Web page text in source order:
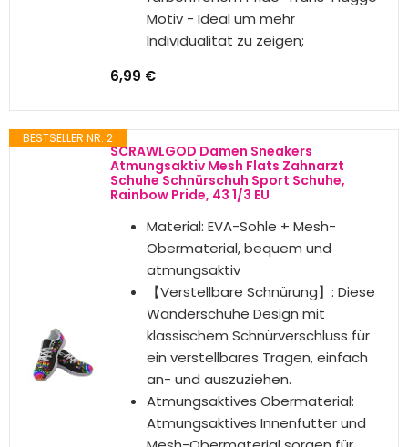
Binienty Damen-Slipper
Entdecke die Binienty Damen-Slipper mit rundem
Zehenbereich, die perfekten flachen Slip-On-
Sneaker für jeden Anlass. Diese rutschfesten
Schuhe bestehen aus hochwertigem
Polyestergewebe, das atmungsaktiv und…